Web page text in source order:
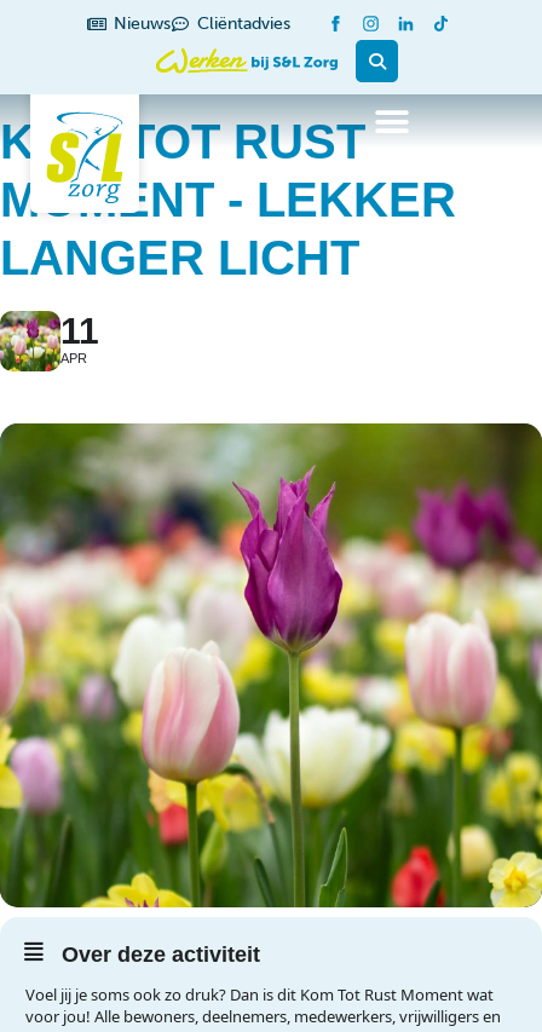
Nieuws Cliëntadvies
KOM TOT RUST
MOMENT - LEKKER
LANGER LICHT
11
APR
Over deze activiteit
Voel jij je soms ook zo druk? Dan is dit Kom Tot Rust Moment wat
voor jou! Alle bewoners, deelnemers, medewerkers, vrijwilligers en